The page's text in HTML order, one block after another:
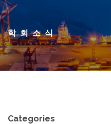
학회소식
Categories